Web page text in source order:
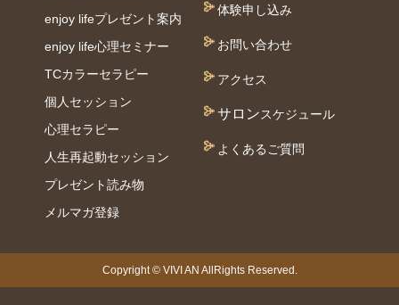
enjoy lifeプレゼント案内
enjoy life心理セミナー
TCカラーセラピー
個⼈セッション
⼼理セラピー
人生再起動セッション
プレゼント読み物
メルマガ登録
体験申し込み
お問い合わせ
アクセス
サロンスケジュール
よくあるご質問
Copyright © VIVI AN AllRights Reserved.